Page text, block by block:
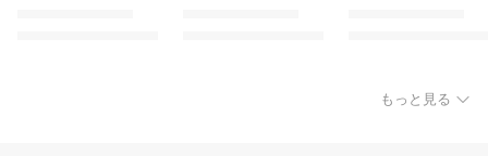
もっと見る